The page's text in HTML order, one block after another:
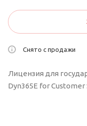
Снято с продажи
Лицензия для
Dyn365E for Customer